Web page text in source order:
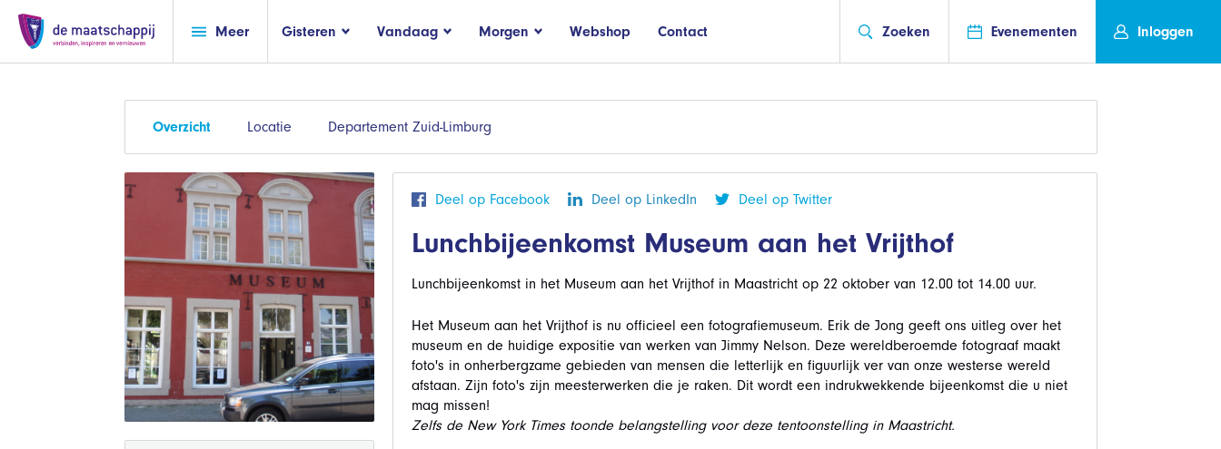
Meer Gisteren Vandaag Morgen Webshop Contact Zoeken Evenementen Inloggen
Overzicht Locatie Departement Zuid-Limburg
Deel op Facebook Deel op LinkedIn Deel op Twitter
Lunchbijeenkomst Museum aan het Vrijthof
Lunchbijeenkomst in het Museum aan het Vrijthof in Maastricht op 22 oktober van 12.00 tot 14.00 uur.
Het Museum aan het Vrijthof is nu officieel een fotografiemuseum. Erik de Jong geeft ons uitleg over het
museum en de huidige expositie van werken van Jimmy Nelson. Deze wereldberoemde fotograaf maakt
foto's in onherbergzame gebieden van mensen die letterlijk en figuurlijk ver van onze westerse wereld
afstaan. Zijn foto's zijn meesterwerken die je raken. Dit wordt een indrukwekkende bijeenkomst die u niet
mag missen!
Zelfs de New York Times toonde belangstelling voor deze tentoonstelling in Maastricht.